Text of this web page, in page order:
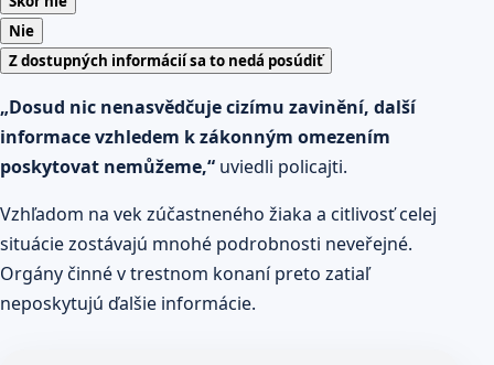
Nie
Z dostupných informácií sa to nedá posúdiť
„Dosud nic nenasvědčuje cizímu zavinění, další
informace vzhledem k zákonným omezením
poskytovat nemůžeme,“ uviedli policajti.
Vzhľadom na vek zúčastneného žiaka a citlivosť celej
situácie zostávajú mnohé podrobnosti neveřejné.
Orgány činné v trestnom konaní preto zatiaľ
neposkytujú ďalšie informácie.